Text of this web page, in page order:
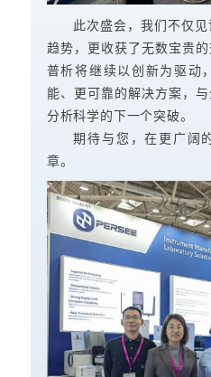
此次盛会，我们不仅
趋势，更收获了无数宝贵的
普析将继续以创新为驱动
能、更可靠的解决方案，
分析科学的下一个突破。
期待与您，在更广阔
章。